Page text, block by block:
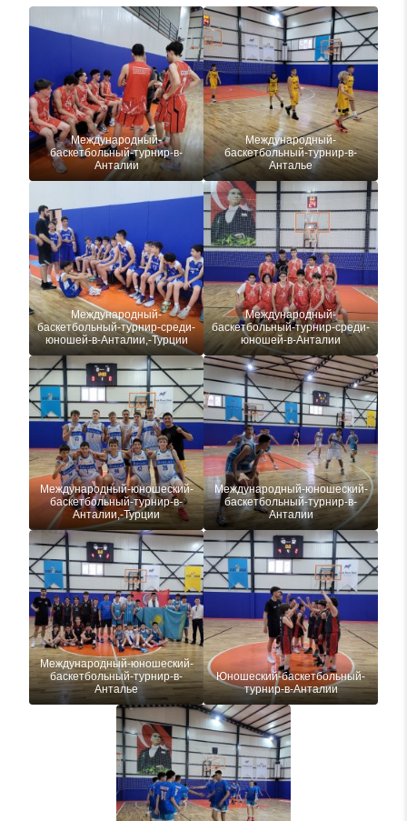
Международный-
баскетбольный-турнир-в-
Анталии
Международный-
баскетбольный-турнир-в-
Анталье
Международный-
баскетбольный-турнир-среди-
юношей-в-Анталии,-Турции
Международный-
баскетбольный-турнир-среди-
юношей-в-Анталии
Международный-юношеский-
баскетбольный-турнир-в-
Анталии,-Турции
Международный-юношеский-
баскетбольный-турнир-в-
Анталии
Международный-юношеский-
баскетбольный-турнир-в-
Анталье
Юношеский-баскетбольный-
турнир-в-Анталии